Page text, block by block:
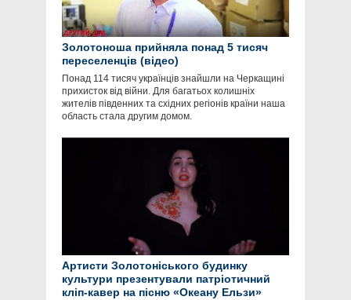
Золотоноша прийняла понад 5 тисяч
переселенців (відео)
Понад 114 тисяч українців знайшли на Черкащині
прихисток від війни. Для багатьох колишніх
жителів південних та східних регіонів країни наша
область стала другим домом.
Артисти Золотоніського будинку
культури презентували патріотичний
кліп-кавер на пісню «Океану Ельзи»